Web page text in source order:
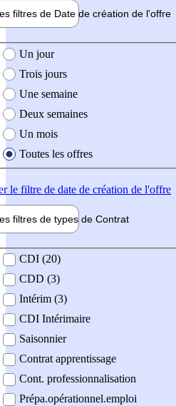
filtres de Date de création de l'offre
création de l'offre
Un jour
Trois jours
Une semaine
Deux semaines
Un mois
Toutes les offres
le filtre de date de création de l'offre
filtres de types de Contrat
contrat
CDI (20)
CDD (3)
Intérim (3)
CDI Intérimaire
Saisonnier
Contrat apprentissage
Cont. professionnalisation
Prépa.opérationnel.emploi